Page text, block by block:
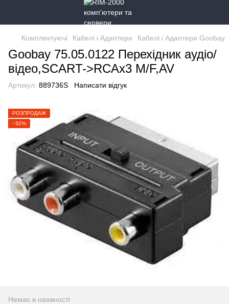
Комплектуючі Кабелі і Адаптери Кабелі і Адаптери Goobay
Goobay 75.05.0122 Перехідник аудіо/
відео,SCART->RCAx3 M/F,AV
Артикул: 889736S Написати відгук
РОЗПРОДАЖ
−32%
Немає в наявності